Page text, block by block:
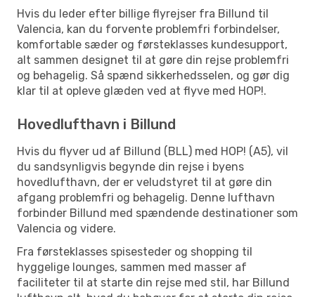
Hvis du leder efter billige flyrejser fra Billund til
Valencia, kan du forvente problemfri forbindelser,
komfortable sæder og førsteklasses kundesupport,
alt sammen designet til at gøre din rejse problemfri
og behagelig. Så spænd sikkerhedsselen, og gør dig
klar til at opleve glæden ved at flyve med HOP!.
Hovedlufthavn i Billund
Hvis du flyver ud af Billund (BLL) med HOP! (A5), vil
du sandsynligvis begynde din rejse i byens
hovedlufthavn, der er veludstyret til at gøre din
afgang problemfri og behagelig. Denne lufthavn
forbinder Billund med spændende destinationer som
Valencia og videre.
Fra førsteklasses spisesteder og shopping til
hyggelige lounges, sammen med masser af
faciliteter til at starte din rejse med stil, har Billund